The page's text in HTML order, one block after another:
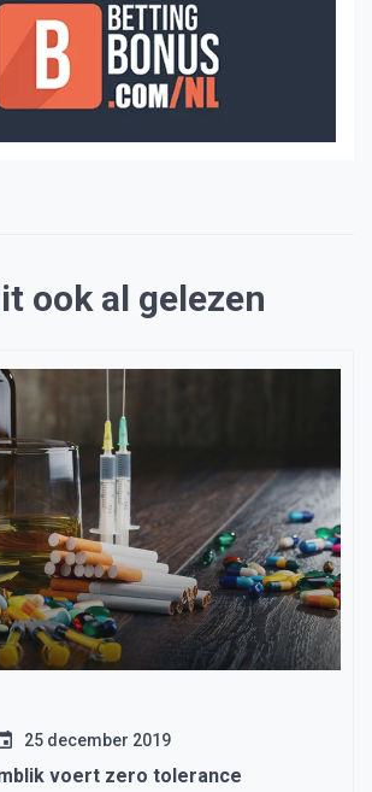
ook al gelezen
25 december 2019
voert zero tolerance